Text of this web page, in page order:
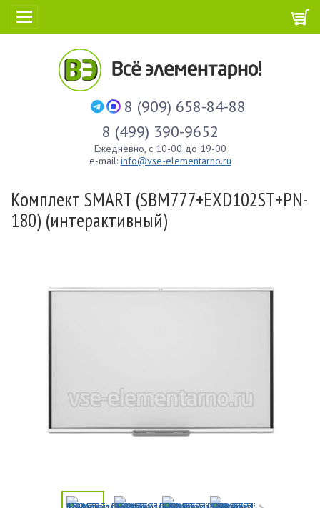
8 (909) 658-84-88
8 (499) 390-9652
Ежедневно, с 10-00 до 19-00
e-mail: info@vse-elementarno.ru
Комплект SMART (SBM777+EXD102ST+PN-
180) (интерактивный)